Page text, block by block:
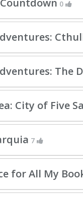
0
The
City of Five
7
for All My